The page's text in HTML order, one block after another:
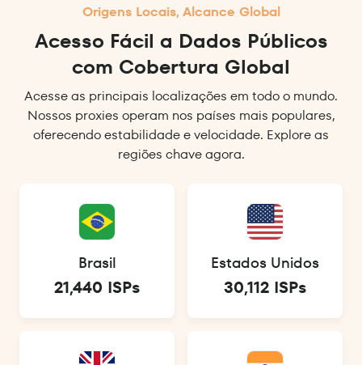
Origens Locais, Alcance Global
Acesso Fácil a Dados Públicos
com Cobertura Global
Acesse as principais localizações em todo o mundo.
Nossos proxies operam nos países mais populares,
oferecendo estabilidade e velocidade. Explore as
regiões chave agora.
Brasil
21,440 ISPs
Estados Unidos
30,112 ISPs